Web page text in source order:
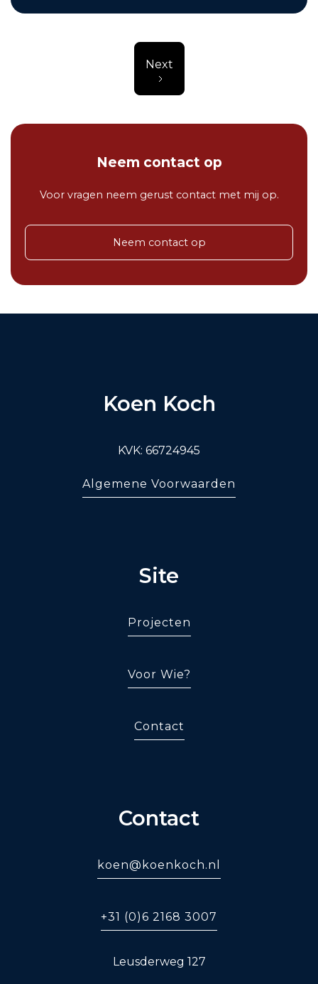
Next
Neem contact op
Voor vragen neem gerust contact met mij op.
Neem contact op
Koen Koch
KVK: 66724945
Algemene Voorwaarden
Site
Projecten
Voor Wie?
Contact
Contact
koen@koenkoch.nl
+31 (0)6 2168 3007
Leusderweg 127